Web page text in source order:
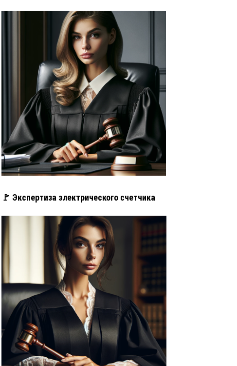
🚩 Экспертиза электрического счетчика